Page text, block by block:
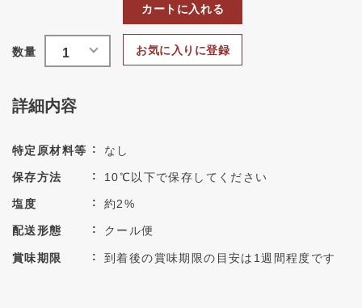
お気に入りに登録
カートに入れる
詳細内容
特定原材料等 なし
保存方法 10℃以下で保存してください
塩度 約2%
配送形態 クール便
賞味期限 到着後の賞味期限の目安は1週間程度です